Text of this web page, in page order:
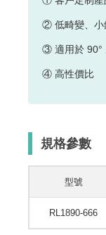
② 低畸變、小
③ 適用於 90°
④ 高性價比
規格參數
型號
RL1890-666